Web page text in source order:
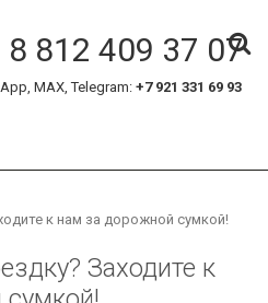
8 812 409 37 07
MAX, Telegram:+7 921 331 69 93
к нам за дорожной сумкой!
Заходите к